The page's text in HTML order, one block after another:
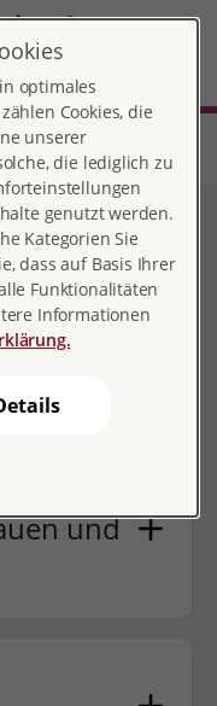
DE
Projektübersicht
für
und
optimales
Cookies, die
unserer
die lediglich zu
genutzt werden.
Kategorien Sie
dass auf Basis Ihrer
Funktionalitäten
Informationen